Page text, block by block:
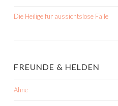
Die Heilige für aussichtslose Fälle
FREUNDE & HELDEN
Ahne